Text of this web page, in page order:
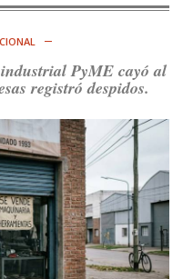
PyME cayó al
registró despidos.